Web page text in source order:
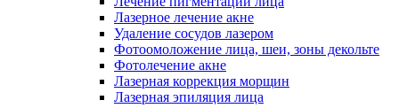
Лазерное лечение акне
Удаление сосудов лазером
Фотоомоложение лица, шеи, зоны декольте
Фотолечение акне
Лазерная коррекция морщин
Лазерная эпиляция лица